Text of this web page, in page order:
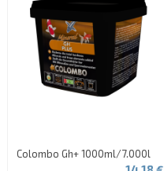
Colombo Gh+ 1000ml/7.000l